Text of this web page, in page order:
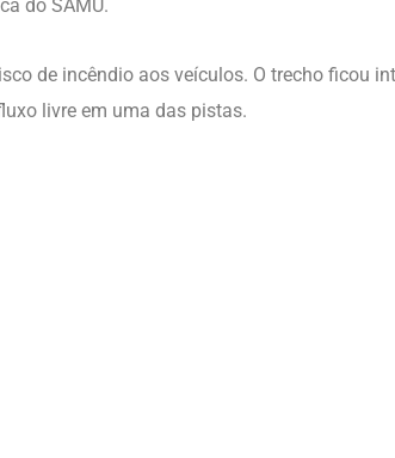
do SAMU.
de incêndio aos veículos. O trecho ficou
livre em uma das pistas.